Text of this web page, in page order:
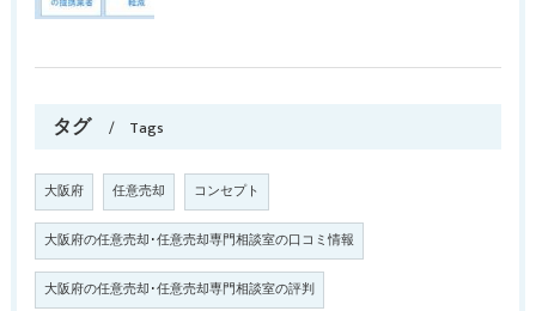
タグ Tags
大阪府 任意売却 コンセプト
大阪府の任意売却･任意売却専門相談室の口コミ情報
大阪府の任意売却･任意売却専門相談室の評判